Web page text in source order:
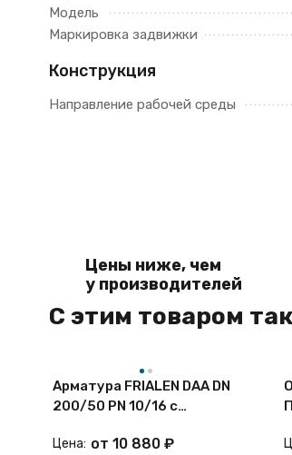
Модель
Маркировка задвижки
Конструкция
Направление рабочей среды
Цены ниже, чем
у производителей
C этим товаром
Арматура FRIALEN DAA DN
200/50 PN 10/16 с
Цена: от 10 880 ₽